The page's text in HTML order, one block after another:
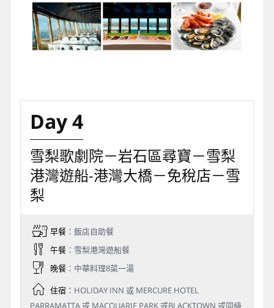
Day 4
雪梨歌劇院－岩石區尋寶－雪梨
港灣遊船-港灣大橋－免稅店－雪
梨
早餐：飯店自助餐
午餐：雪梨港灣遊船餐
晚餐：中華料理8菜一湯
住宿：HOLIDAY INN 或 MERCURE HOTEL